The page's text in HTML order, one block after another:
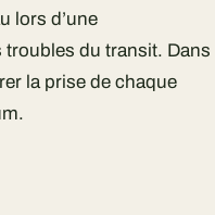
lors d’une
troubles du transit. Dans
la prise de chaque